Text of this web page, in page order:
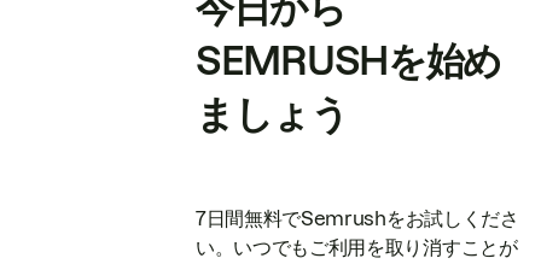
SEMRUSHを始め
ましょう
7日間無料でSemrushをお試しくださ
い。いつでもご利用を取り消すことが